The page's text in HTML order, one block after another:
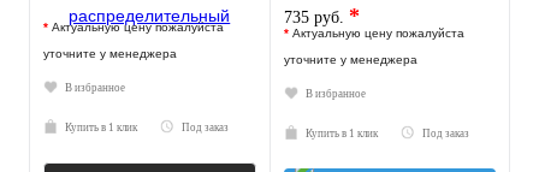
* Актуальную цену пожалуйста
уточните у менеджера
В избранное
Купить в 1 клик Под заказ
735 руб. *
* Актуальную цену пожалуйста
уточните у менеджера
В избранное
Купить в 1 клик Под заказ